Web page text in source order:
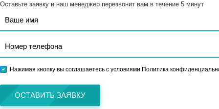
Оставьте заявку и наш менеджер перезвонит вам в течение 5 минут
Нажимая кнопку вы соглашаетесь с условиями Политика
ОСТАВИТЬ ЗАЯВКУ